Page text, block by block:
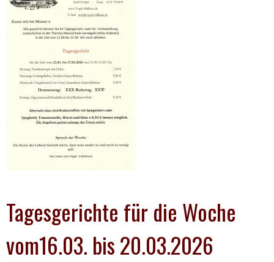
Tagesgerichte für die Woche
vom16.03. bis 20.03.2026